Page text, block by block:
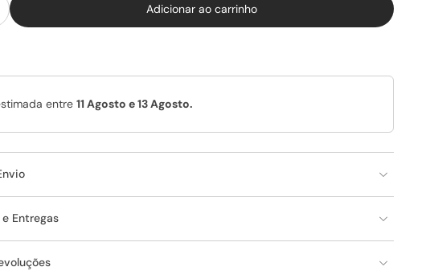
Adicionar ao carrinho
entre 11 Agosto e 13 Agosto.
Entregas